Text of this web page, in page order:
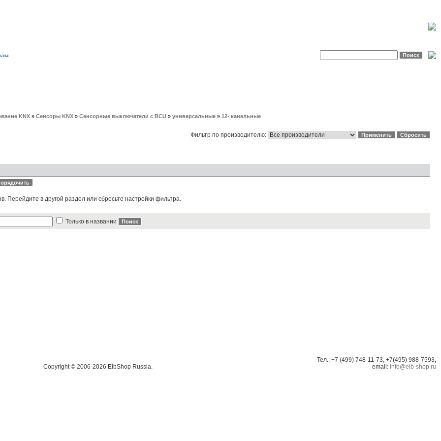
KNX » Сенсоры KNX » Сенсорные выключатели с BCU » универсальные » 12- канальные
Фильтр по производителю:
Перейдите в другой раздел или сбросьте настройки фильтра.
Только в названии
Copyright © 2006-2026 EibShop Russia.
Тел.: +7 (499) 748-11-73, +7(495) 988-7593,
email: info@eib-shop.ru